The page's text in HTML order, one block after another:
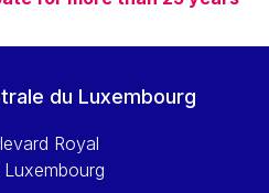
du Luxembourg
Royal